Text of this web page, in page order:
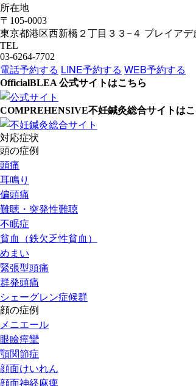
所在地
〒105-0003
東京都港区西新橋２丁目３３−４ プレイアデ
TEL
03-6264-7702
電話予約する LINE予約する WEB予約する
OfficialBLEA 公式サイトはこちら
COMPREHENSIVE不妊鍼灸総合サイトは
対応症状
頭の症例
頭痛
耳鳴り
偏頭痛
難聴・突発性難聴
不眠症
貧血（鉄欠乏性貧血）
めまい
緊張型頭痛
群発頭痛
シェーグレン症候群
顔の症例
メニエール
眼瞼痙攣
顎関節症
顔面けいれん
顔面神経麻痺